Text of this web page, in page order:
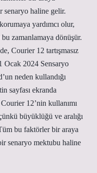
senaryo haline gelir.
yardımcı olur,
zamanlamaya dönüşür.
Courier 12 tartışmasız
Ocak 2024 Sensaryo
neden kullandığı
sayfası ekranda
12’nin kullanımı
büyüklüğü ve aralığı
bu faktörler bir araya
senaryo mektubu haline